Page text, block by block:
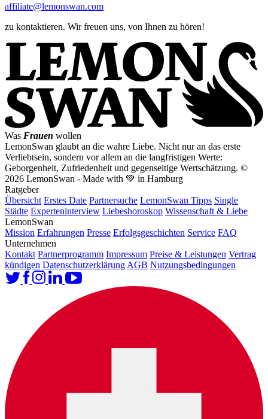
affiliate@lemonswan.com
zu kontaktieren. Wir freuen uns, von Ihnen zu hören!
Was Frauen wollen
LemonSwan glaubt an die wahre Liebe. Nicht nur an das erste
Verliebtsein, sondern vor allem an die langfristigen Werte:
Geborgenheit, Zufriedenheit und gegenseitige Wertschätzung. ©
2026 LemonSwan - Made with 💚 in Hamburg
Ratgeber
Übersicht Erstes Date Partnersuche LemonSwan Tipps Single
Städte Experteninterview Liebeshoroskop Wissenschaft & Liebe
LemonSwan
Mission Erfahrungen Presse Erfolgsgeschichten Service FAQ
Unternehmen
Kontakt Partnerprogramm Impressum Preise & Leistungen Vertrag
kündigen DatenschutzerklärungAGB Nutzungsbedingungen